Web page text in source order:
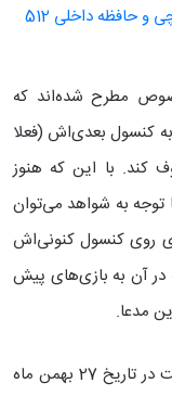
شایعه: نینتندو سوییچ 2 با نمایشگر 8 اینچی و حافظه داخلی 512
مطرح شده‌اند که
به کنسول بعدی‌اش (فعلا
کند. با این که هنوز
سوییچ 2 نداریم، اما با توجه به شواهد می‌توان
روی کنسول کنونی‌اش
در آن به بازی‌های پیش
مدعا.
بازی‌های Mario vs. Donkey Kong (قرار است در تاریخ 27 بهمن ماه